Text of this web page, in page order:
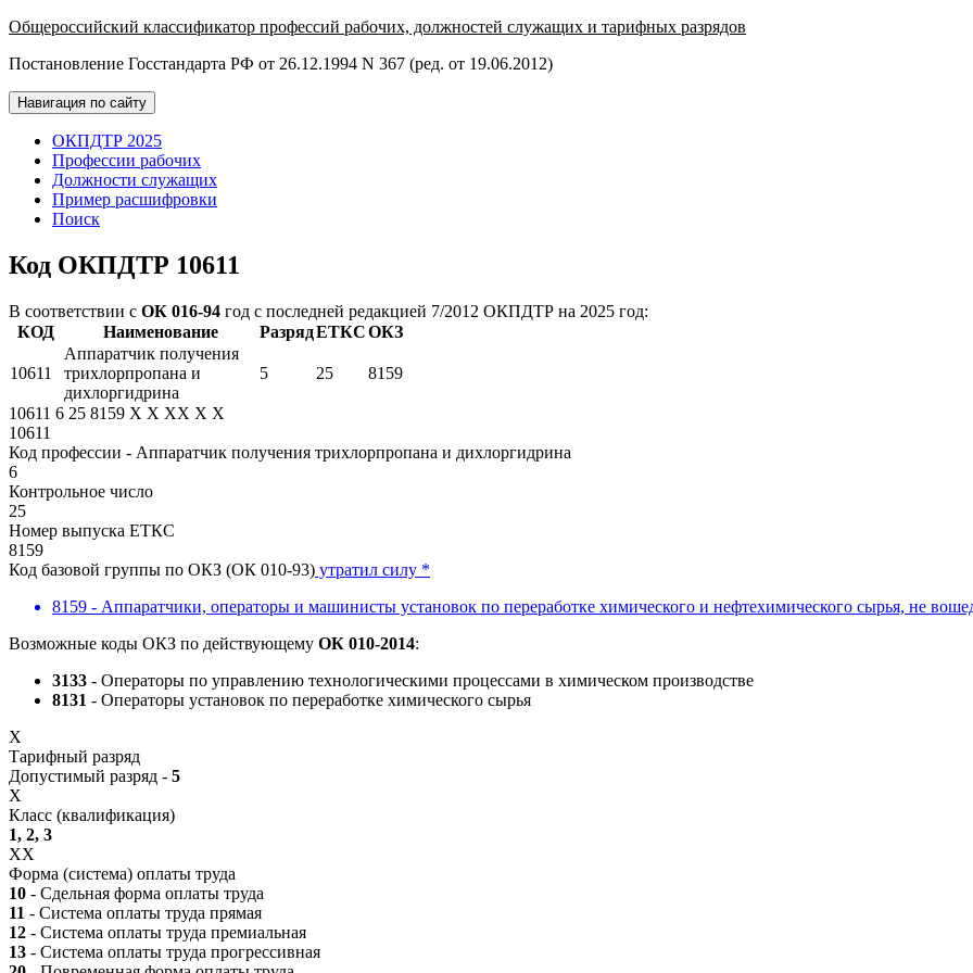
Общероссийский классификатор профессий рабочих, должностей служащих и тарифных разрядов
Постановление Госстандарта РФ от 26.12.1994 N 367 (ред. от 19.06.2012)
Навигация по сайту
ОКПДТР 2025
Профессии рабочих
Должности служащих
Пример расшифровки
Поиск
Код ОКПДТР 10611
В соответствии с ОК 016-94 год с последней редакцией 7/2012 ОКПДТР на 2025 год:
КОД
Наименование РазрядЕТКСОКЗ
10611
Аппаратчик получения
трихлорпропана и
дихлоргидрина
5 25 8159
10611 6 25 8159 X X XX X X
10611
Код профессии - Аппаратчик получения трихлорпропана и дихлоргидрина
6
Контрольное число
25
Номер выпуска ЕТКС
8159
Код базовой группы по ОКЗ (ОК 010-93) утратил силу *
8159 - Аппаратчики, операторы и машинисты установок по переработке химического и нефтехимического сырья, не
Возможные коды ОКЗ по действующему ОК 010-2014:
3133 - Операторы по управлению технологическими процессами в химическом производстве
8131 - Операторы установок по переработке химического сырья
X
Тарифный разряд
Допустимый разряд - 5
X
Класс (квалификация)
1, 2, 3
XX
Форма (система) оплаты труда
10 - Сдельная форма оплаты труда
11 - Система оплаты труда прямая
12 - Система оплаты труда премиальная
13 - Система оплаты труда прогрессивная